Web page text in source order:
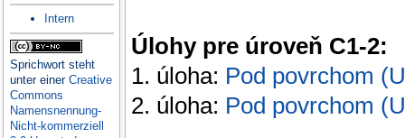
Úlohy pre úroveň C1-2:
1. úloha: Pod povrchom
2. úloha: Pod povrchom
Intern
Sprichwortsteht
unter einer Creative
Commons
Namensnennung-
Nicht-kommerziell